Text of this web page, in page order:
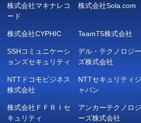
株式会社マキナレコ
ード
株式会社Sola.com
株式会社CYPHIC TeamT5株式会社
SSHコミュニケーシ
ョンズセキュリティ
デル・テクノロジー
ズ株式会社
NTTドコモビジネス
株式会社
NTTセキュリティジ
ャパン
株式会社ＦＦＲＩセ
キュリティ
アンカーテクノロジ
ーズ株式会社